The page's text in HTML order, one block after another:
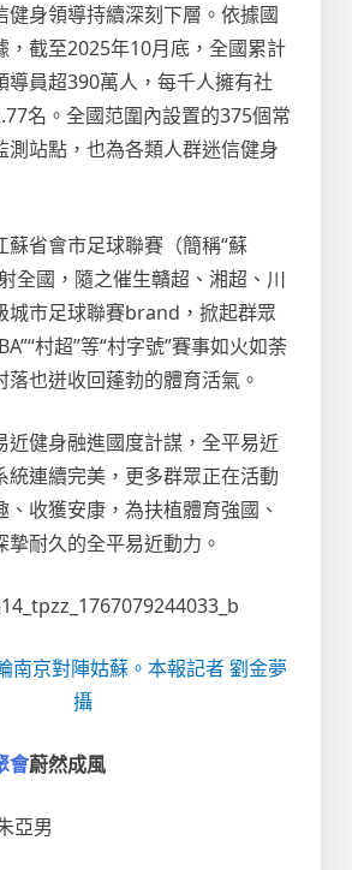
健身領導持續深刻下層。依據國
，截至2025年10月底，全國累計
導員超390萬人，每千人擁有社
名。全國范圍內設置的375個常
測站點，也為各類人群迷信健身
蘇省會市足球聯賽（簡稱“蘇
全國，隨之催生贛超、湘超、川
城市足球聯賽brand，掀起群眾
村超”等“村字號”賽事如火如荼
落也迸收回蓬勃的體育活氣。
近健身融進國度計謀，全平易近
統連續完美，更多群眾正在活動
收獲安康，為扶植體育強國、
摯耐久的全平易近動力。
南京對陣姑蘇。本報記者 劉金夢
攝
會蔚然成風
亞男